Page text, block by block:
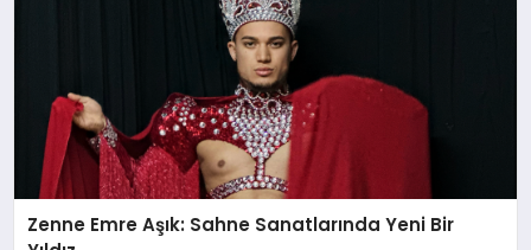
Zenne Emre Aşık: Sahne Sanatlarında Yeni Bir